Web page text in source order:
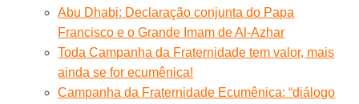
Abu Dhabi: Declaração conjunta do Papa
Francisco e o Grande Imam de Al-Azhar
Toda Campanha da Fraternidade tem valor, mais
ainda se for ecumênica!
Campanha da Fraternidade Ecumênica: “diálogo